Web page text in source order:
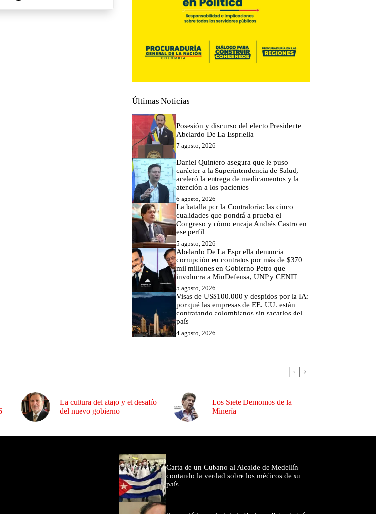
Últimas Noticias
Posesión y discurso del electo Presidente
Abelardo De La Espriella
7 agosto, 2026
Daniel Quintero asegura que le puso
carácter a la Superintendencia de Salud,
aceleró la entrega de medicamentos y la
atención a los pacientes
6 agosto, 2026
La batalla por la Contraloría: las cinco
cualidades que pondrá a prueba el
Congreso y cómo encaja Andrés Castro en
ese perfil
5 agosto, 2026
Abelardo De La Espriella denuncia
corrupción en contratos por más de $370
mil millones en Gobierno Petro que
involucra a MinDefensa, UNP y CENIT
5 agosto, 2026
Visas de US$100.000 y despidos por la IA:
por qué las empresas de EE. UU. están
contratando colombianos sin sacarlos del
país
4 agosto, 2026
La cultura del atajo y el desafío
del nuevo gobierno
Los Siete Demonios de la
Minería
Carta de un Cubano al Alcalde de Medellín
contando la verdad sobre los médicos de su
país